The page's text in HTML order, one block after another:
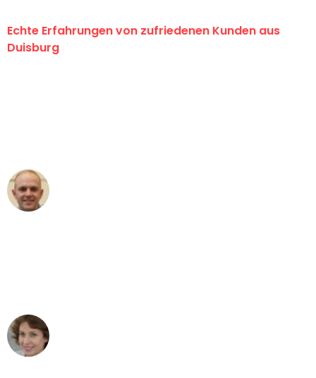
Echte Erfahrungen von zufriedenen Kunden aus
Duisburg